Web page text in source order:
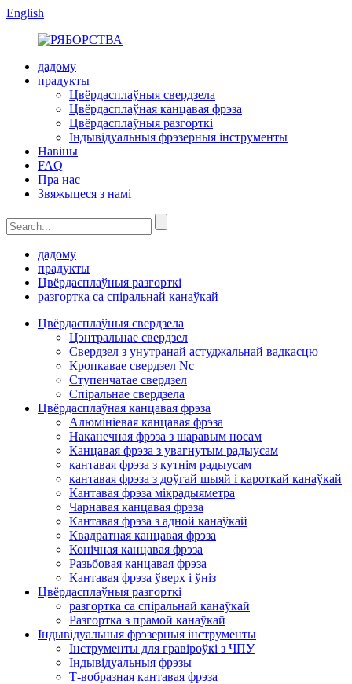
English
дадому
прадукты
Цвёрдасплаўныя свердзела
Цвёрдасплаўная канцавая фрэза
Цвёрдасплаўныя разгорткі
Індывідуальныя фрэзерныя інструменты
Навіны
FAQ
Пра нас
Звяжыцеся з намі
дадому
прадукты
Цвёрдасплаўныя разгорткі
разгортка са спіральнай канаўкай
Цвёрдасплаўныя свердзела
Цэнтральнае свердзел
Свердзел з унутранай астуджальнай вадкасцю
Кропкавае свердзел Nc
Ступенчатае свердзел
Спіральнае свердзела
Цвёрдасплаўная канцавая фрэза
Алюмініевая канцавая фрэза
Наканечная фрэза з шаравым носам
Канцавая фрэза з увагнутым радыусам
кантавая фрэза з кутнім радыусам
кантавая фрэза з доўгай шыяй і кароткай канаўкай
Кантавая фрэза мікрадыяметра
Чарнавая канцавая фрэза
Кантавая фрэза з адной канаўкай
Квадратная канцавая фрэза
Конічная канцавая фрэза
Разьбовая канцавая фрэза
Кантавая фрэза ўверх і ўніз
Цвёрдасплаўныя разгорткі
разгортка са спіральнай канаўкай
Разгортка з прамой канаўкай
Індывідуальныя фрэзерныя інструменты
Інструменты для гравіроўкі з ЧПУ
Індывідуальныя фрэзы
Т-вобразная кантавая фрэза